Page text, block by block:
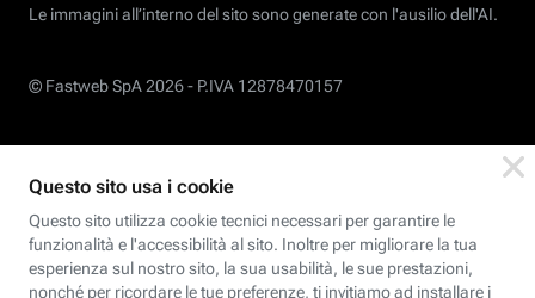
Le immagini all’interno del sito sono generate con l'ausilio dell'AI.
© Fastweb SpA 2026 - P.IVA 12878470157